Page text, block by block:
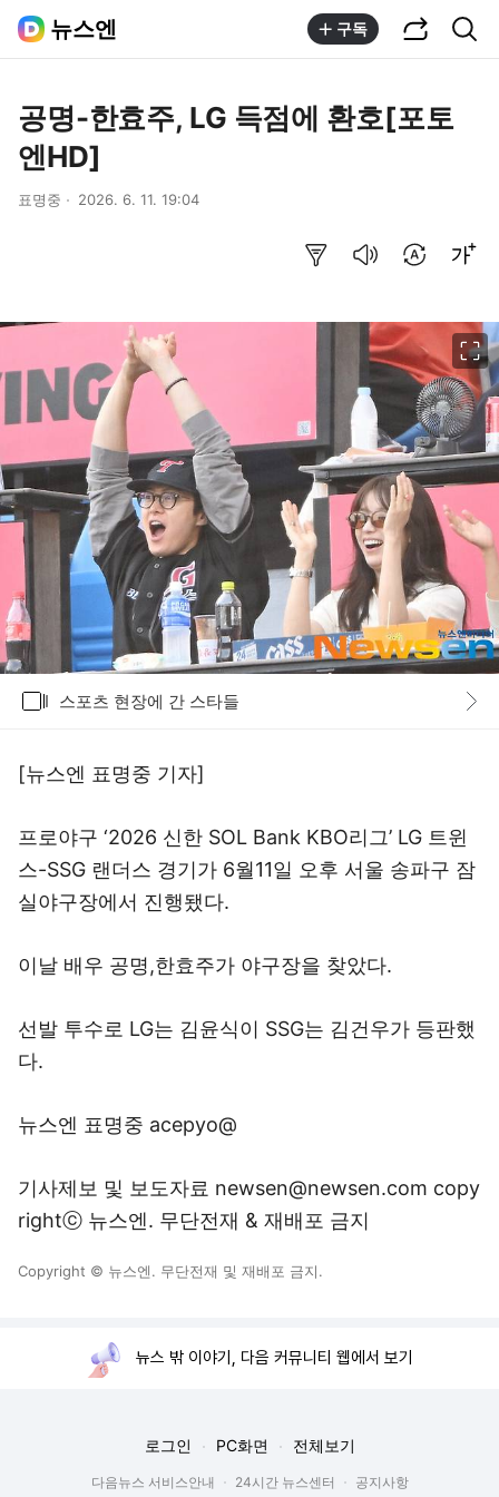
뉴스엔 구독
공명-한효주, LG 득점에 환호[포토
엔HD]
표명중 2026. 6. 11. 19:04
스포츠 현장에 간 스타들
[뉴스엔 표명중 기자]
프로야구 ‘2026 신한 SOL Bank KBO리그’ LG 트윈
스-SSG 랜더스 경기가 6월11일 오후 서울 송파구 잠
실야구장에서 진행됐다.
이날 배우 공명,한효주가 야구장을 찾았다.
선발 투수로 LG는 김윤식이 SSG는 김건우가 등판했
다.
뉴스엔 표명중 acepyo@
기사제보 및 보도자료 newsen@newsen.com copy
rightⓒ 뉴스엔. 무단전재 & 재배포 금지
Copyright © 뉴스엔. 무단전재 및 재배포 금지.
뉴스 밖 이야기, 다음 커뮤니티 웹에서 보기
로그인 PC화면 전체보기
다음뉴스 서비스안내 24시간 뉴스센터 공지사항